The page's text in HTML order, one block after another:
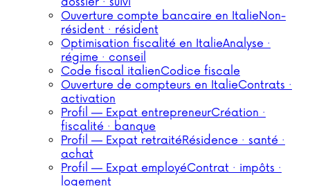
Ouverture compte bancaire en ItalieNon-
résident · résident
Optimisation fiscalité en ItalieAnalyse ·
régime · conseil
Code fiscal italienCodice fiscale
Ouverture de compteurs en ItalieContrats ·
activation
Profil — Expat entrepreneurCréation ·
fiscalité · banque
Profil — Expat retraitéRésidence · santé ·
achat
Profil — Expat employéContrat · impôts ·
logement